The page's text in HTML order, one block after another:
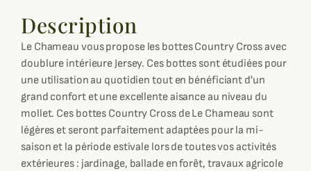
Description
Le Chameau vous propose les bottes Country Cross avec
doublure intérieure Jersey. Ces bottes sont étudiées pour
une utilisation au quotidien tout en bénéficiant d'un
grand confort et une excellente aisance au niveau du
mollet. Ces bottes Country Cross de Le Chameau sont
légères et seront parfaitement adaptées pour la mi-
saison et la période estivale lors de toutes vos activités
extérieures : jardinage, ballade en forêt, travaux agricole